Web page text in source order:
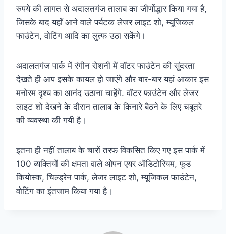
रुपये की लागत से अदालतगंज तालाब का जीर्णोद्धार किया गया है,
जिसके बाद यहाँ आने वाले पर्यटक लेजर लाइट शो, म्यूजिकल
फाउंटेन, वोटिंग आदि का लुत्फ उठा सकेंगे।
अदालतगंज पार्क में रंगीन रोशनी में वॉटर फाउंटेन की सुंदरता
देखते ही आप इसके कायल हो जाएंगे और बार-बार यहां आकार इस
मनोरम दृश्य का आनंद उठाना चाहेंगे. वॉटर फाउंटेन और लेजर
लाइट शो देखने के दौरान तालाब के किनारे बैठने के लिए चबूतरे
की व्यवस्था की गयी है।
इतना ही नहीं तालाब के चारों तरफ विकसित किए गए इस पार्क में
100 व्यक्तियों की क्षमता वाले ओपन एयर ऑडिटोरियम, फूड
कियोस्क, चिल्ड्रेन पार्क, लेजर लाइट शो, म्यूजिकल फाउंटेन,
वोटिंग का इंतजाम किया गया है।